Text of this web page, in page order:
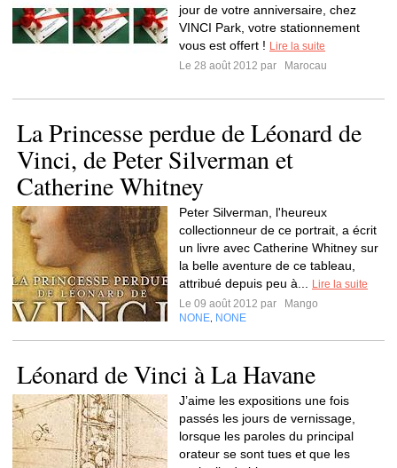
jour de votre anniversaire, chez
VINCI Park, votre stationnement
vous est offert ! Lire la suite
Le 28 août 2012 par
Marocau
La Princesse perdue de Léonard de
Vinci, de Peter Silverman et
Catherine Whitney
Peter Silverman, l'heureux
collectionneur de ce portrait, a écrit
un livre avec Catherine Whitney sur
la belle aventure de ce tableau,
attribué depuis peu à...
Lire la suite
Le 09 août 2012 par
Mango
NONE NONE
Léonard de Vinci à La Havane
J’aime les expositions une fois
passés les jours de vernissage,
lorsque les paroles du principal
orateur se sont tues et que les